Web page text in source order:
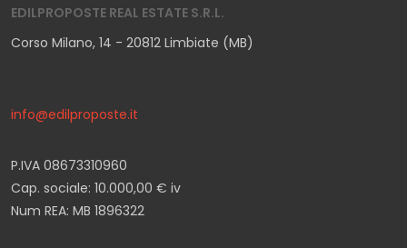
EDILPROPOSTE REAL ESTATE S.R.L.
Corso Milano, 14 - 20812 Limbiate (MB)
info@edilproposte.it
P.IVA 08673310960
Cap. sociale: 10.000,00 € iv
Num REA: MB 1896322